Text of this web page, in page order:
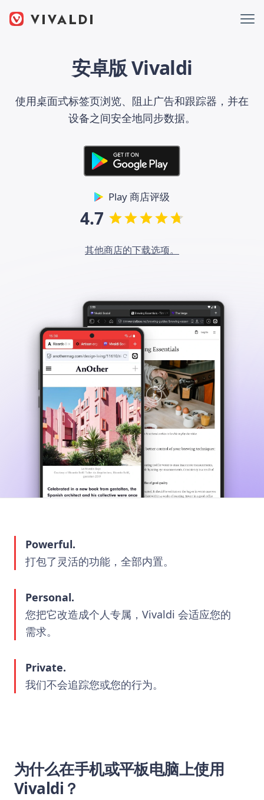
安卓版 Vivaldi
使用桌面式标签页浏览、阻止广告和跟踪器，并在
设备之间安全地同步数据。
Play 商店评级
4.7
其他商店的下载选项。
Powerful.
打包了灵活的功能，全部内置。
Personal.
您把它改造成个人专属，Vivaldi 会适应您的
需求。
Private.
我们不会追踪您或您的行为。
为什么在手机或平板电脑上使用
Vivaldi？